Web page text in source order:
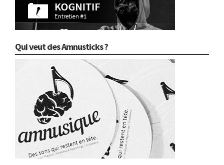
Qui veut des Amnusticks ?